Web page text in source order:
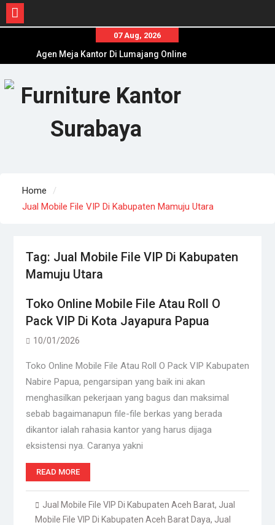
content
07 Aug, 2026
Agen Meja Kantor Di Lumajang Online
Toko Meja Kantor Di Sampang Offline Terpercaya
Distributor Kursi Kantor Murah Di Jombang
Home
Jual Mobile File VIP Di Kabupaten Mamuju Utara
Tag: Jual Mobile File VIP Di Kabupaten
Mamuju Utara
Toko Online Mobile File Atau Roll O
Pack VIP Di Kota Jayapura Papua
10/01/2026
Toko Online Mobile File Atau Roll O Pack VIP Kabupaten
Nabire Papua, pengarsipan yang baik ini akan
menghasilkan pekerjaan yang bagus dan maksimal
sebab bagaimanapun file-file berkas yang berada
dikantor ialah rahasia kantor yang harus dijaga
eksistensi nya. Caranya yakni
READ MORE
Jual Mobile File VIP Di Kabupaten Aceh Barat, Jual
Mobile File VIP Di Kabupaten Aceh Barat Daya, Jual